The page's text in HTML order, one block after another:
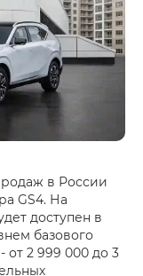
в России
GS4. На
доступен в
базового
от 2 999 000 до 3